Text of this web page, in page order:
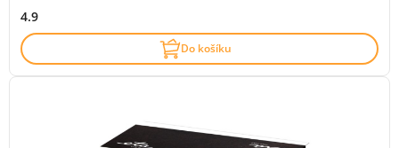
4.9
Do košíku